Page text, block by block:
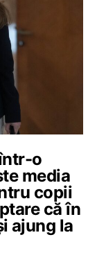
o
media
copii
că în
ajung la